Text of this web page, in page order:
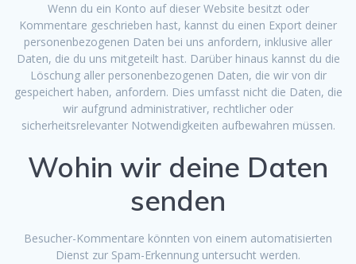
Wenn du ein Konto auf dieser Website besitzt oder
Kommentare geschrieben hast, kannst du einen Export deiner
personenbezogenen Daten bei uns anfordern, inklusive aller
Daten, die du uns mitgeteilt hast. Darüber hinaus kannst du die
Löschung aller personenbezogenen Daten, die wir von dir
gespeichert haben, anfordern. Dies umfasst nicht die Daten, die
wir aufgrund administrativer, rechtlicher oder
sicherheitsrelevanter Notwendigkeiten aufbewahren müssen.
Wohin wir deine Daten
senden
Besucher-Kommentare könnten von einem automatisierten
Dienst zur Spam-Erkennung untersucht werden.